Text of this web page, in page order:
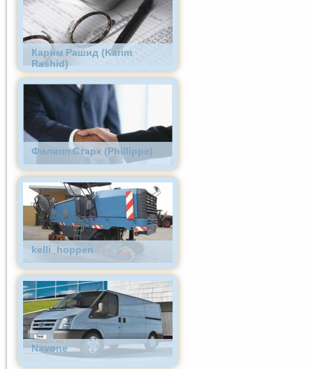
Карим Рашид (Karim
Rashid)
Филипп Старк (Phillippe)
kelli_hoppen
Navone